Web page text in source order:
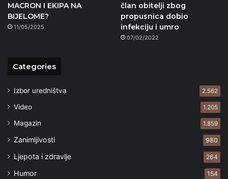
MACRON I EKIPA NA
BIJELOME?
11/05/2025
član obitelji zbog
propusnica dobio
infekciju i umro
07/02/2022
Categories
Izbor uredništva 2.562
Video 1.205
Magazin 1.859
Zanimljivosti 980
Ljepota i zdravlje 264
Humor 154